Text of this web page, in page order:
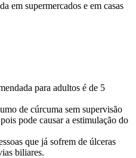
em supermercados e em casas
para adultos é de 5
de cúrcuma sem supervisão
pode causar a estimulação do
que já sofrem de úlceras
biliares.